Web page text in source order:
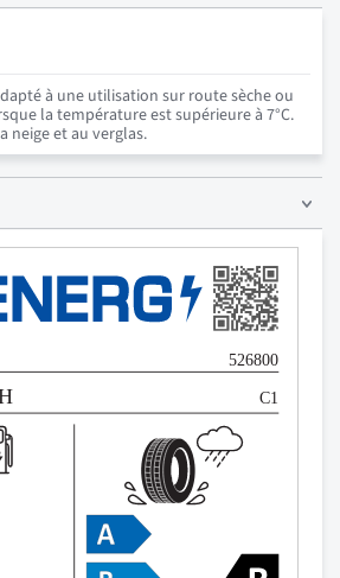
à une utilisation sur route sèche ou
la température est supérieure à 7°C.
neige et au verglas.